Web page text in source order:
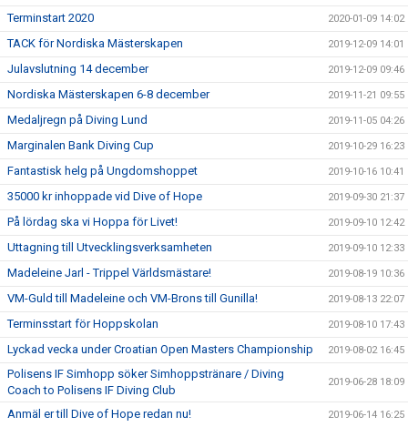
Terminstart 2020 2020-01-09 14:02
TACK för Nordiska Mästerskapen 2019-12-09 14:01
Julavslutning 14 december 2019-12-09 09:46
Nordiska Mästerskapen 6-8 december 2019-11-21 09:55
Medaljregn på Diving Lund 2019-11-05 04:26
Marginalen Bank Diving Cup 2019-10-29 16:23
Fantastisk helg på Ungdomshoppet 2019-10-16 10:41
35000 kr inhoppade vid Dive of Hope 2019-09-30 21:37
På lördag ska vi Hoppa för Livet! 2019-09-10 12:42
Uttagning till Utvecklingsverksamheten 2019-09-10 12:33
Madeleine Jarl - Trippel Världsmästare! 2019-08-19 10:36
VM-Guld till Madeleine och VM-Brons till Gunilla! 2019-08-13 22:07
Terminsstart för Hoppskolan 2019-08-10 17:43
Lyckad vecka under Croatian Open Masters Championship 2019-08-02 16:45
Polisens IF Simhopp söker Simhoppstränare / Diving
Coach to Polisens IF Diving Club
2019-06-28 18:09
Anmäl er till Dive of Hope redan nu! 2019-06-14 16:25